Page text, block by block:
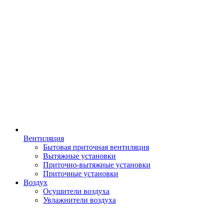
Вентиляция
Бытовая приточная вентиляция
Вытяжные установки
Приточно-вытяжные установки
Приточные установки
Воздух
Осушители воздуха
Увлажнители воздуха